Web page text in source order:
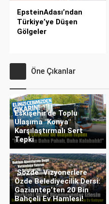
EpsteinAdası’ndan
Türkiye’ye Düşen
Gölgeler
Öne Çıkanlar
Eskişehir’de Toplu
Ulaşıma "Konya"
Karşılaştırmalı Sert
Tepki
"Sözde" Vizyonerlere
Özde Belediyecilik Dersi:
Gaziantep’ten 20 Bin
Bahçeli Ev Hamlesi!